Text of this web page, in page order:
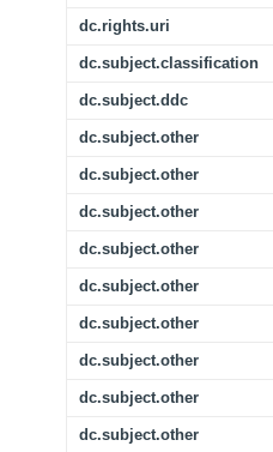
dc.rights.uri
dc.subject.classification
dc.subject.ddc
dc.subject.other
dc.subject.other
dc.subject.other
dc.subject.other
dc.subject.other
dc.subject.other
dc.subject.other
dc.subject.other
dc.subject.other